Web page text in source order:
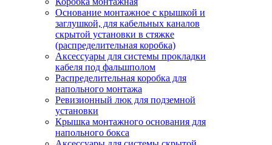
Основание монтажное с крышкой и
заглушкой, для кабельных каналов
скрытой установки в стяжке
(распределительная коробка)
Аксессуары для системы прокладки
кабеля под фальшполом
Распределительная коробка для
напольного монтажа
Ревизионный люк для подземной
установки
Крышка монтажного основания для
напольного бокса